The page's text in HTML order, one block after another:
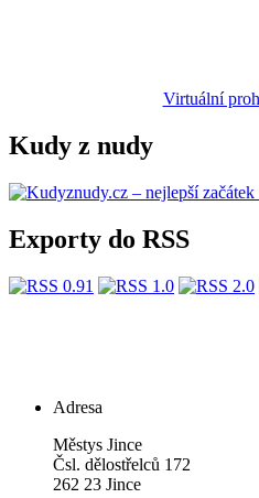
Virtuální
Kudy z nudy
Exporty do RSS
Adresa
Městys Jince
Čsl. dělostřelců 172
262 23 Jince